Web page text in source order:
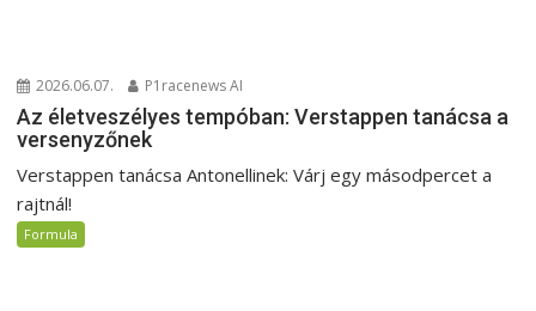
2026.06.07. P1racenews AI
Az életveszélyes tempóban: Verstappen tanácsa a
versenyzőnek
Verstappen tanácsa Antonellinek: Várj egy másodpercet a
rajtnál!
Formula